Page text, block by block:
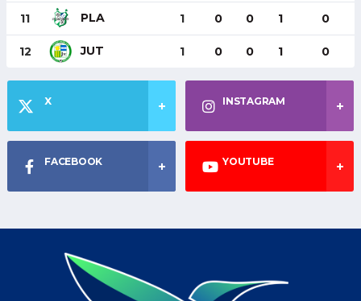
11 PLA 1 0 0 1 0
12 JUT 1 0 0 1 0
X INSTAGRAM
FACEBOOK YOUTUBE